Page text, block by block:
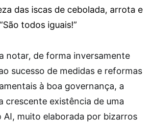
das iscas de cebolada, arrota e
todos iguais!”
notar, de forma inversamente
sucesso de medidas e reformas
à boa governança, a
crescente existência de uma
AI, muito elaborada por bizarros